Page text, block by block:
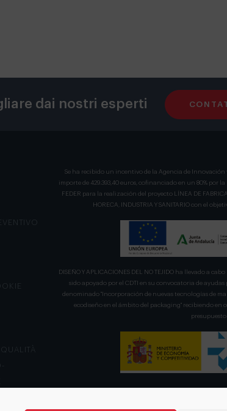
dai nostri esperti
Se ha recibido un incentivo de la Agencia de
importe de 429.393,40 euros, cofinanciado en un 80% por
FEDER para la realización del proyecto LÍNEA DE
HORECA, INDUSTRIA Y SANITARIO con el
DISEÑO Y APLICACIONES DEL NO TEJIDO ha llevado a
sido apoyado por el CDTI en su convocatoria de
denominado "Incorporación de nuevas tecnologías de
ecodiseño en el ámbito del packaging" recibiendo en
presupuesto